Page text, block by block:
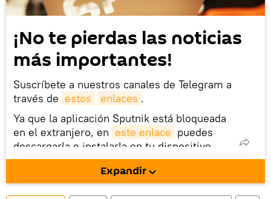
¡No te pierdas las noticias
más importantes!
Suscríbete a nuestros canales de Telegram a
través de estos enlaces .
Ya que la aplicación Sputnik está bloqueada
en el extranjero, en este enlace puedes
descargarla e instalarla en tu dispositivo
móvil (¡solo para Android!).
Expandir